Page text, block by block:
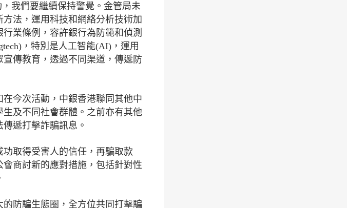
我們要繼續保持警覺。金管局未
法，運用科技和網絡分析技術加
業條例，容許銀行為防範和偵測
，特別是人工智能(AI)，運用
傳教育，透過不同渠道，傳遞防
今次活動，中銀香港聯同其他中
及不同社會群體。之前亦有其他
遞打擊詐騙訊息。
取得受害人的信任，再騙取款
商討新的應對措施，包括針對性
防騙生態圈，全方位共同打擊騙